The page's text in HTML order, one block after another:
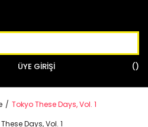
ÜYE GİRİŞİ
Tokyo These Days, Vol. 1